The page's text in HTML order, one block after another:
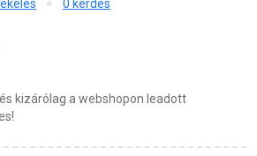
0 kérdés
kizárólag a webshopon leadott